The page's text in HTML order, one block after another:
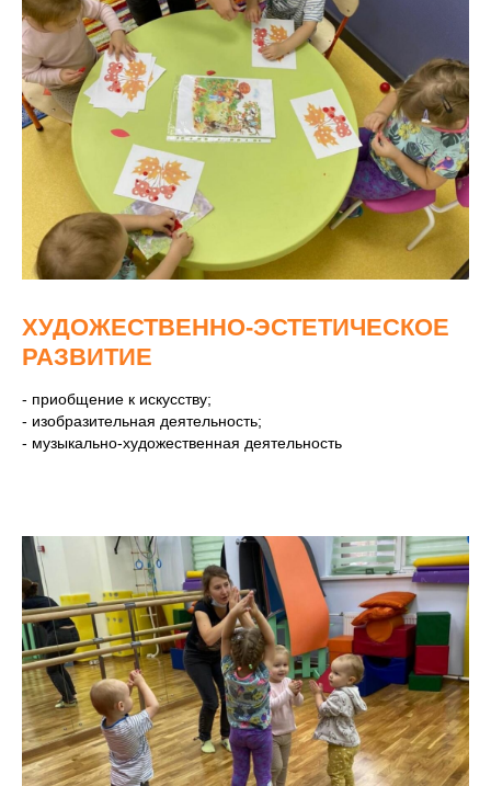
ХУДОЖЕСТВЕННО-ЭСТЕТИЧЕСКОЕ
РАЗВИТИЕ
- приобщение к искусству;
- изобразительная деятельность;
- музыкально-художественная деятельность